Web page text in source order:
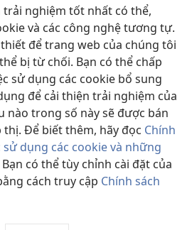
nghiệm tốt nhất có thể,
và các công nghệ tương tự.
để trang web của chúng tôi
bị từ chối. Bạn có thể chấp
sử dụng các cookie bổ sung
để cải thiện trải nghiệm của
nào trong số này sẽ được bán
Để biết thêm, hãy đọc Chính
sử dụng các cookie và những
Bạn có thể tùy chỉnh cài đặt của
cách truy cập Chính sách
ý kiến của bác sĩ về vấn đề sức khỏe và cách
cảm thấy bệnh.
chi phối bởi các điều khoản sử dụng.
Bible and Tract Society of Pennsylvania.